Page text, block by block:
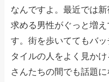
なんですよ。最近では
求める男性がぐっと増
す。街を歩いててもバ
タイルの人をよく見か
さんたちの間でも話題